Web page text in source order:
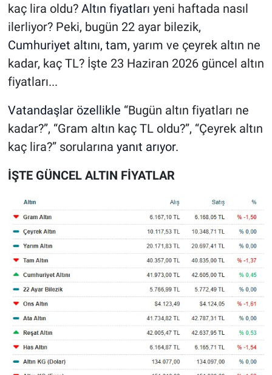
kaç lira oldu? Altın fiyatları yeni haftada nasıl
ilerliyor? Peki, bugün 22 ayar bilezik,
Cumhuriyet altını, tam, yarım ve çeyrek altın ne
kadar, kaç TL? İşte 23 Haziran 2026 güncel altın
fiyatları...
Vatandaşlar özellikle “Bugün altın fiyatları ne
kadar?”, “Gram altın kaç TL oldu?”, “Çeyrek altın
kaç lira?” sorularına yanıt arıyor.
İŞTE GÜNCEL ALTIN FİYATLAR